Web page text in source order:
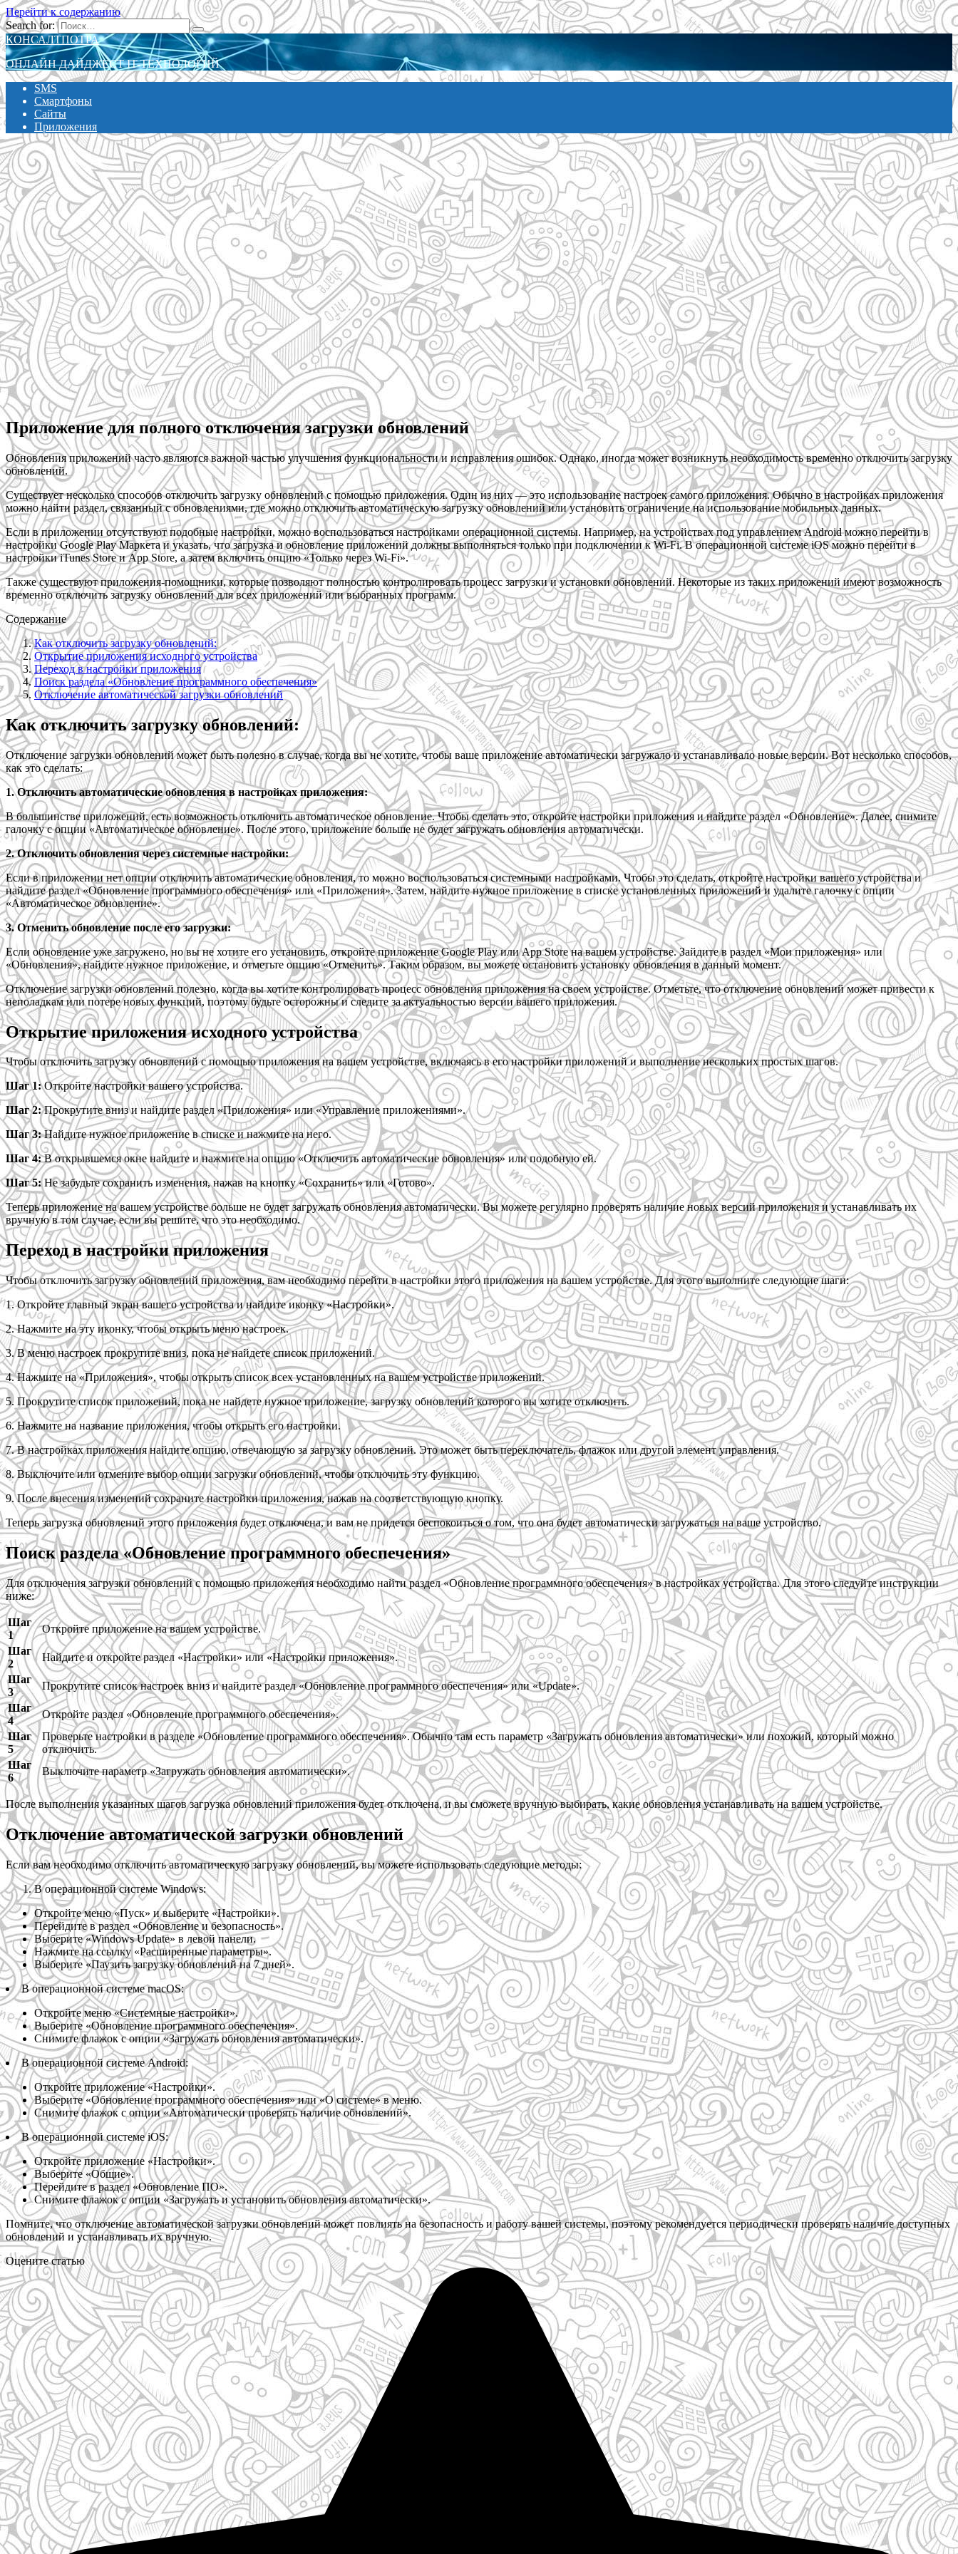
Перейти к содержанию
Search for:
КОНСАЛТПОТРА
ОНЛАЙН ДАЙДЖЕСТ IT-ТЕХНОЛОГИЙ
SMS
Смартфоны
Сайты
Приложения
Приложение для полного отключения загрузки обновлений
Обновления приложений часто являются важной частью улучшения функциональности и исправления ошибок. Однако, иногда может возникнуть необходимость временно отключить загрузку
обновлений.
Существует несколько способов отключить загрузку обновлений с помощью приложения. Один из них — это использование настроек самого приложения. Обычно в настройках приложения
можно найти раздел, связанный с обновлениями, где можно отключить автоматическую загрузку обновлений или установить ограничение на использование мобильных данных.
Если в приложении отсутствуют подобные настройки, можно воспользоваться настройками операционной системы. Например, на устройствах под управлением Android можно перейти в
настройки Google Play Маркета и указать, что загрузка и обновление приложений должны выполняться только при подключении к Wi-Fi. В операционной системе iOS можно перейти в
настройки iTunes Store и App Store, а затем включить опцию «Только через Wi-Fi».
Также существуют приложения-помощники, которые позволяют полностью контролировать процесс загрузки и установки обновлений. Некоторые из таких приложений имеют возможность
временно отключить загрузку обновлений для всех приложений или выбранных программ.
Содержание
Как отключить загрузку обновлений:
Открытие приложения исходного устройства
Переход в настройки приложения
Поиск раздела «Обновление программного обеспечения»
Отключение автоматической загрузки обновлений
Как отключить загрузку обновлений:
Отключение загрузки обновлений может быть полезно в случае, когда вы не хотите, чтобы ваше приложение автоматически загружало и устанавливало новые версии. Вот несколько способов,
как это сделать:
1. Отключить автоматические обновления в настройках приложения:
В большинстве приложений, есть возможность отключить автоматическое обновление. Чтобы сделать это, откройте настройки приложения и найдите раздел «Обновление». Далее, снимите
галочку с опции «Автоматическое обновление». После этого, приложение больше не будет загружать обновления автоматически.
2. Отключить обновления через системные настройки:
Если в приложении нет опции отключить автоматические обновления, то можно воспользоваться системными настройками. Чтобы это сделать, откройте настройки вашего устройства и
найдите раздел «Обновление программного обеспечения» или «Приложения». Затем, найдите нужное приложение в списке установленных приложений и удалите галочку с опции
«Автоматическое обновление».
3. Отменить обновление после его загрузки:
Если обновление уже загружено, но вы не хотите его установить, откройте приложение Google Play или App Store на вашем устройстве. Зайдите в раздел «Мои приложения» или
«Обновления», найдите нужное приложение, и отметьте опцию «Отменить». Таким образом, вы можете остановить установку обновления в данный момент.
Отключение загрузки обновлений полезно, когда вы хотите контролировать процесс обновления приложения на своем устройстве. Отметьте, что отключение обновлений может привести к
неполадкам или потере новых функций, поэтому будьте осторожны и следите за актуальностью версии вашего приложения.
Открытие приложения исходного устройства
Чтобы отключить загрузку обновлений с помощью приложения на вашем устройстве, включаясь в его настройки приложений и выполнение нескольких простых шагов.
Шаг 1:Откройте настройки вашего устройства.
Шаг 2:Прокрутите вниз и найдите раздел «Приложения» или «Управление приложениями».
Шаг 3:Найдите нужное приложение в списке и нажмите на него.
Шаг 4:В открывшемся окне найдите и нажмите на опцию «Отключить автоматические обновления» или подобную ей.
Шаг 5:Не забудьте сохранить изменения, нажав на кнопку «Сохранить» или «Готово».
Теперь приложение на вашем устройстве больше не будет загружать обновления автоматически. Вы можете регулярно проверять наличие новых версий приложения и устанавливать их
вручную в том случае, если вы решите, что это необходимо.
Переход в настройки приложения
Чтобы отключить загрузку обновлений приложения, вам необходимо перейти в настройки этого приложения на вашем устройстве. Для этого выполните следующие шаги:
1. Откройте главный экран вашего устройства и найдите иконку «Настройки».
2. Нажмите на эту иконку, чтобы открыть меню настроек.
3. В меню настроек прокрутите вниз, пока не найдете список приложений.
4. Нажмите на «Приложения», чтобы открыть список всех установленных на вашем устройстве приложений.
5. Прокрутите список приложений, пока не найдете нужное приложение, загрузку обновлений которого вы хотите отключить.
6. Нажмите на название приложения, чтобы открыть его настройки.
7. В настройках приложения найдите опцию, отвечающую за загрузку обновлений. Это может быть переключатель, флажок или другой элемент управления.
8. Выключите или отмените выбор опции загрузки обновлений, чтобы отключить эту функцию.
9. После внесения изменений сохраните настройки приложения, нажав на соответствующую кнопку.
Теперь загрузка обновлений этого приложения будет отключена, и вам не придется беспокоиться о том, что она будет автоматически загружаться на ваше устройство.
Поиск раздела «Обновление программного обеспечения»
Для отключения загрузки обновлений с помощью приложения необходимо найти раздел «Обновление программного обеспечения» в настройках устройства. Для этого следуйте инструкции
ниже:
Шаг
1
Откройте приложение на вашем устройстве.
Шаг
2
Найдите и откройте раздел «Настройки» или «Настройки приложения».
Шаг
3
Прокрутите список настроек вниз и найдите раздел «Обновление программного обеспечения» или «Update».
Шаг
4
Откройте раздел «Обновление программного обеспечения».
Шаг
5
Проверьте настройки в разделе «Обновление программного обеспечения». Обычно там есть параметр «Загружать обновления автоматически» или похожий, который можно
отключить.
Шаг
6
Выключите параметр «Загружать обновления автоматически».
После выполнения указанных шагов загрузка обновлений приложения будет отключена, и вы сможете вручную выбирать, какие обновления устанавливать на вашем устройстве.
Отключение автоматической загрузки обновлений
Если вам необходимо отключить автоматическую загрузку обновлений, вы можете использовать следующие методы:
В операционной системе Windows:
Откройте меню «Пуск» и выберите «Настройки».
Перейдите в раздел «Обновление и безопасность».
Выберите «Windows Update» в левой панели.
Нажмите на ссылку «Расширенные параметры».
Выберите «Паузить загрузку обновлений на 7 дней».
В операционной системе macOS:
Откройте меню «Системные настройки».
Выберите «Обновление программного обеспечения».
Снимите флажок с опции «Загружать обновления автоматически».
В операционной системе Android:
Откройте приложение «Настройки».
Выберите «Обновление программного обеспечения» или «О системе» в меню.
Снимите флажок с опции «Автоматически проверять наличие обновлений».
В операционной системе iOS:
Откройте приложение «Настройки».
Выберите «Общие».
Перейдите в раздел «Обновление ПО».
Снимите флажок с опции «Загружать и установить обновления автоматически».
Помните, что отключение автоматической загрузки обновлений может повлиять на безопасность и работу вашей системы, поэтому рекомендуется периодически проверять наличие доступных
обновлений и устанавливать их вручную.
Оцените статью